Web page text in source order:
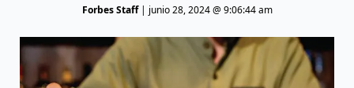
Forbes Staff| junio 28, 2024 @ 9:06:44 am